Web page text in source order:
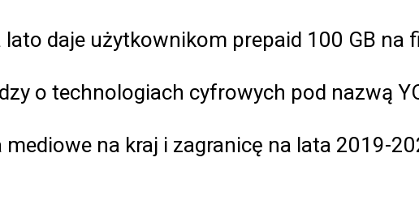
daje użytkownikom prepaid 100 GB na
o technologiach cyfrowych pod nazwą
mediowe na kraj i zagranicę na lata 2019-